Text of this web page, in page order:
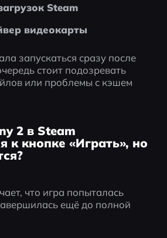
Steam
видеокарты
запускаться сразу после
стоит подозревать
или проблемы с кэшем
2 в Steam
к кнопке «Играть», но
что игра попыталась
ещё до полной